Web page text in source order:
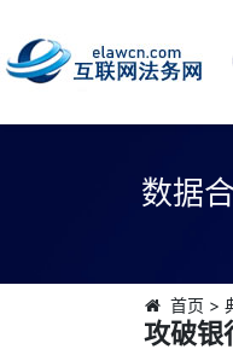
数据
首页 >
攻破银